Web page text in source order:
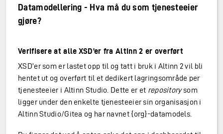
Datamodellering - Hva må du som tjenesteeier
gjøre?
Verifisere at alle XSD’er fra Altinn 2 er overført
XSD’er som er lastet opp til og tatt i bruk i Altinn 2 vil bli
hentet ut og overført til et dedikert lagringsområde per
tjenesteeier i Altinn Studio. Dette er et repositorysom
ligger under den enkelte tjenesteeier sin organisasjon i
Altinn Studio/Gitea og har navnet {org}-datamodels.